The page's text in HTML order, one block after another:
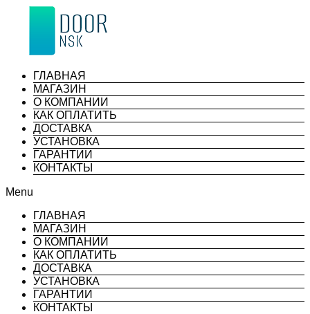
ГЛАВНАЯ
МАГАЗИН
О КОМПАНИИ
КАК ОПЛАТИТЬ
ДОСТАВКА
УСТАНОВКА
ГАРАНТИИ
КОНТАКТЫ
Menu
ГЛАВНАЯ
МАГАЗИН
О КОМПАНИИ
КАК ОПЛАТИТЬ
ДОСТАВКА
УСТАНОВКА
ГАРАНТИИ
КОНТАКТЫ